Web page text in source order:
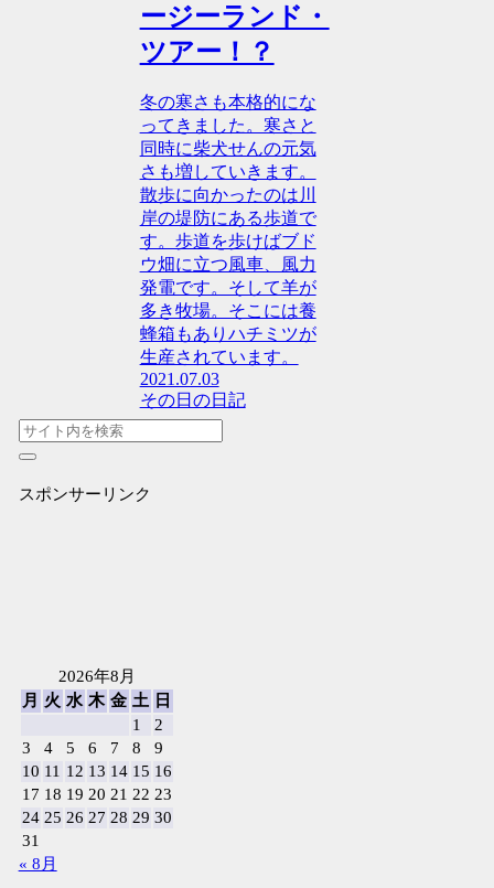
ージーランド・
ツアー！？
冬の寒さも本格的にな
ってきました。寒さと
同時に柴犬せんの元気
さも増していきます。
散歩に向かったのは川
岸の堤防にある歩道で
す。歩道を歩けばブド
ウ畑に立つ風車、風力
発電です。そして羊が
多き牧場。そこには養
蜂箱もありハチミツが
生産されています。
2021.07.03
その日の日記
スポンサーリンク
2026年8月
月
火 水 木 金 土
日
1
2
3
4 5 6 7 8
9
10 11 12 13 14 15 16
17 18 19 20 21 22 23
24 25 26 27 28 29 30
31
« 8月